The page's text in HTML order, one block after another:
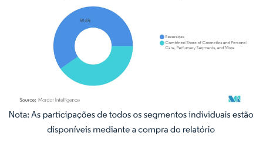
Imagem © Mordor Intelligence. O reuso requer atribuição conforme CC BY 4.0.